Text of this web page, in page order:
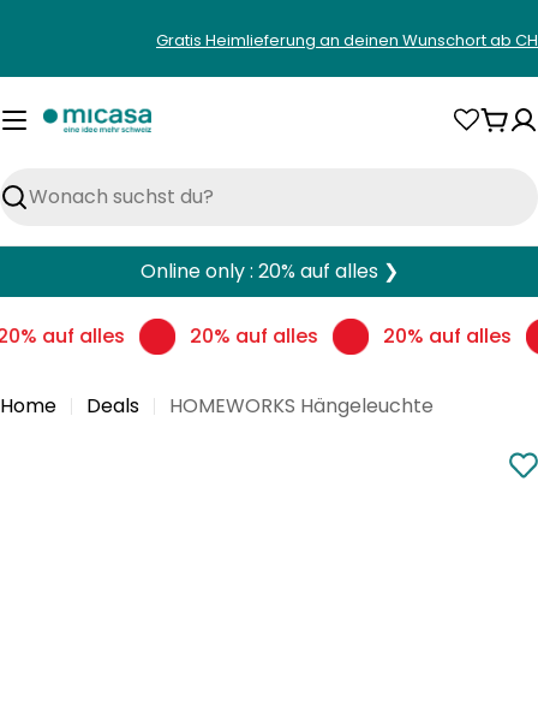
springen
Gratis Heimlieferung an deinen Wunschort ab
Suchen
Online only : 20% auf alles ❯
auf alles 20% auf alles 20% auf alles
Home Deals HOMEWORKS Hängeleuchte